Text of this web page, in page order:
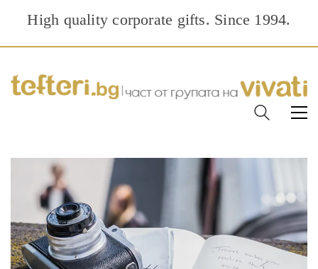
High quality corporate gifts. Since 1994.